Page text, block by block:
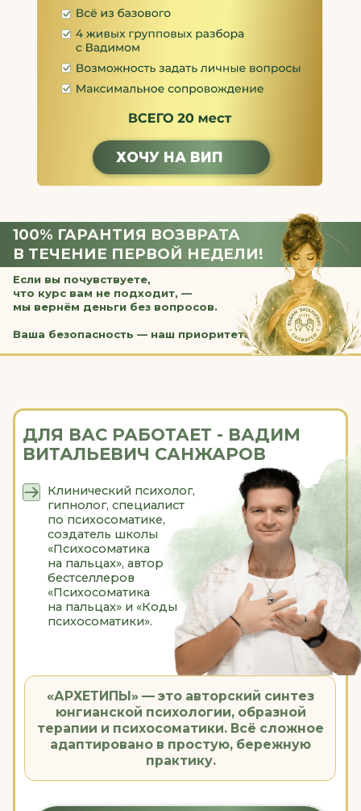
ОСТАЛИСЬ
ВОПРОСЫ?
ОЗНАКОМИТЬСЯ
КОНТАКТЫ СОТРУДНИКОВ ОТДЕЛА
ЗАБОТЫ, КОТОРЫЕ МОГУТ ПИСАТЬ
ИЛИ ЗВОНИТЬ ВАМ
Оставьте заявку и наши
заботы свяжутся с вами
ОТЗЫВЫ: